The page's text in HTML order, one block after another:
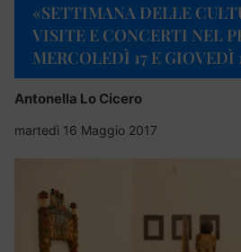
«SETTIMANA DELLE
VISITE E CONCERTI NEL
MERCOLEDÌ 17 E GIOVEDÌ
Antonella Lo Cicero
martedì 16 Maggio 2017